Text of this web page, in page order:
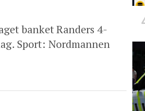
banket Randers 4-
Sport: Nordmannen